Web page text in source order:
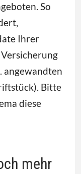
So
Ihrer
angewandten
Bitte
diese
mehr